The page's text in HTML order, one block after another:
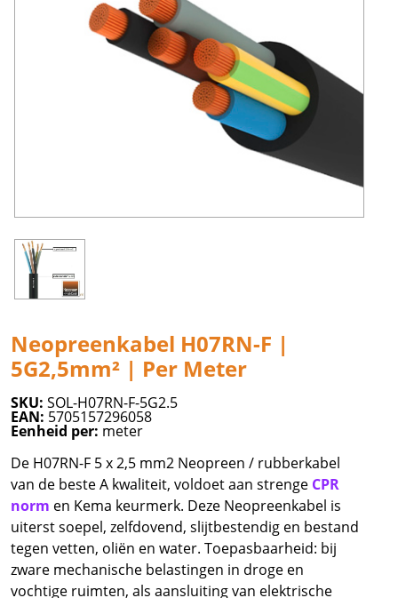
Neopreenkabel H07RN-F |
5G2,5mm² | Per Meter
SKU: SOL-H07RN-F-5G2.5
EAN: 5705157296058
Eenheid per: meter
De H07RN-F 5 x 2,5 mm2 Neopreen / rubberkabel
van de beste A kwaliteit, voldoet aan strenge CPR
norm en Kema keurmerk. Deze Neopreenkabel is
uiterst soepel, zelfdovend, slijtbestendig en bestand
tegen vetten, oliën en water. Toepasbaarheid: bij
zware mechanische belastingen in droge en
vochtige ruimten, als aansluiting van elektrische